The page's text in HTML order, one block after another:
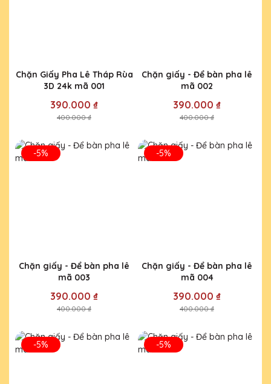
Chặn Giấy Pha Lê Tháp Rùa
3D 24k mã 001
390.000 ₫
400.000 ₫
Chặn giấy - Để bàn pha lê
mã 002
390.000 ₫
400.000 ₫
-5%
Chặn giấy - Để bàn pha lê
mã 003
390.000 ₫
400.000 ₫
-5%
Chặn giấy - Để bàn pha lê
mã 004
390.000 ₫
400.000 ₫
-5% -5%